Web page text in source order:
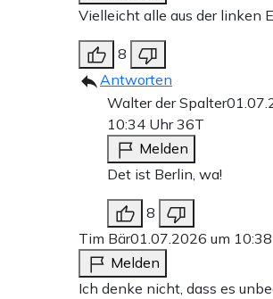
Vielleicht alle aus der linken
8
Antworten
Walter der Spalter
10:34 Uhr36T
Melden
Det ist Berlin, wa!
8
Tim Bär01.07.2026 um
Melden
Ich denke nicht, dass es